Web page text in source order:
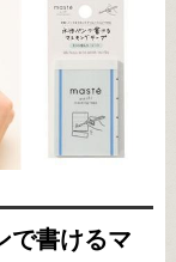
で書けるマ